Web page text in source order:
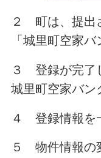
２ 町は、提出
「城里町空家
３ 登録が完了
城里町空家バン
４ 登録情報を
５ 物件情報の